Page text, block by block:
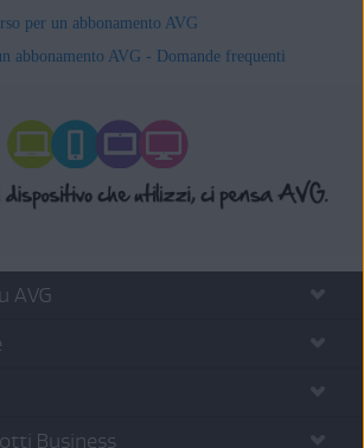
per un abbonamento AVG
abbonamento AVG - Domande frequenti
AVG
Business